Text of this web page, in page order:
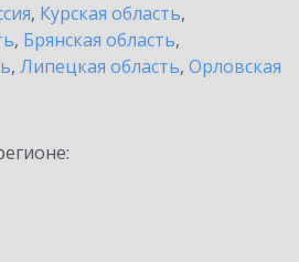
, Курская область,
, Брянская область,
, Липецкая область, Орловская